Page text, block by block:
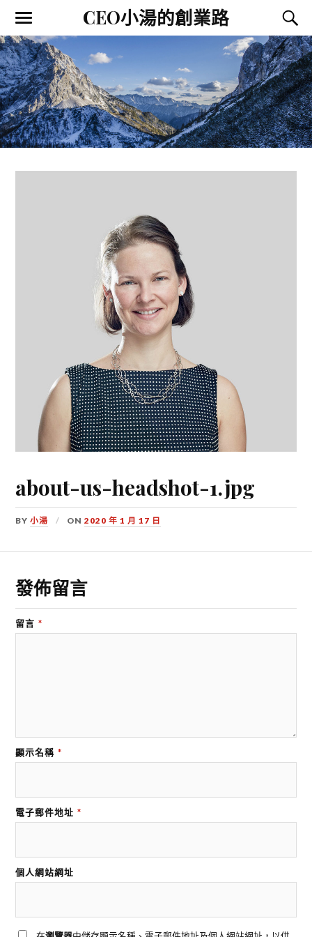
CEO小湯的創業路
about-us-headshot-1.jpg
BY小湯 ON2020 年 1 月 17 日
發佈留言
留言 *
顯示名稱 *
電子郵件地址 *
個人網站網址